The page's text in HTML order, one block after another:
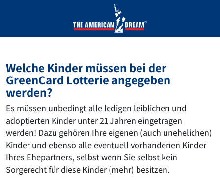
Welche Kinder müssen bei der
GreenCard Lotterie angegeben
werden?
Es müssen unbedingt alle ledigen leiblichen und
adoptierten Kinder unter 21 Jahren eingetragen
werden! Dazu gehören Ihre eigenen (auch unehelichen)
Kinder und ebenso alle eventuell vorhandenen Kinder
Ihres Ehepartners, selbst wenn Sie selbst kein
Sorgerecht für diese Kinder (mehr) besitzen.